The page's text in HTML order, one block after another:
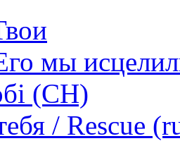
мы
(СН)
/ Rescue